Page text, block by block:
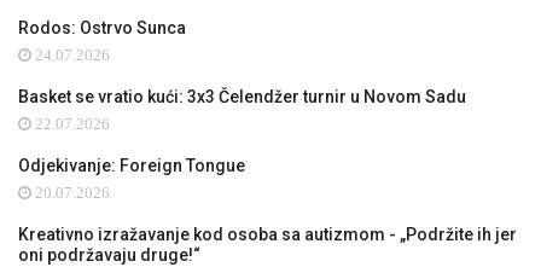
Rodos: Ostrvo Sunca
24.07.2026
Basket se vratio kući: 3x3 Čelendžer turnir u Novom Sadu
22.07.2026
Odjekivanje: Foreign Tongue
20.07.2026
Kreativno izražavanje kod osoba sa autizmom - „Podržite ih jer
oni podržavaju druge!“